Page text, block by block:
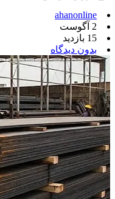
ahanonline
2 آگوست
15 بازدید
بدون دیدگاه